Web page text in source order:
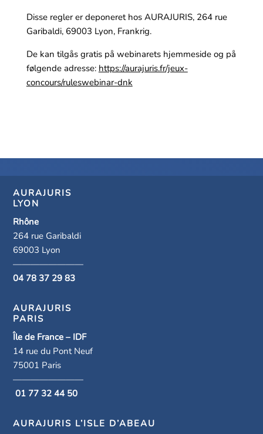
Disse regler er deponeret hos AURAJURIS, 264 rue
Garibaldi, 69003 Lyon, Frankrig.
De kan tilgås gratis på webinarets hjemmeside og på
følgende adresse: https://aurajuris.fr/jeux-
concours/ruleswebinar-dnk
AURAJURIS
LYON
Rhône
264 rue Garibaldi
69003 Lyon
————————
04 78 37 29 83
AURAJURIS
PARIS
Île de France – IDF
14 rue du Pont Neuf
75001 Paris
————————
01 77 32 44 50
AURAJURIS L’ISLE D’ABEAU